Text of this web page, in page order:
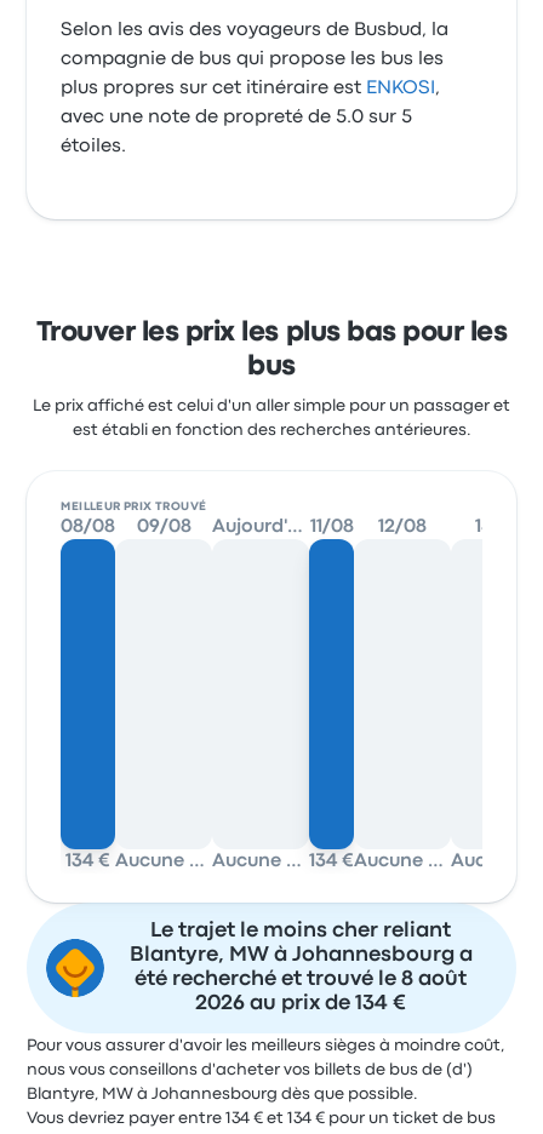
Selon les avis des voyageurs de Busbud, la
compagnie de bus qui propose les bus les
plus propres sur cet itinéraire est ENKOSI ,
avec une note de propreté de 5.0 sur 5
étoiles.
Trouver les prix les plus bas pour les
bus
Le prix affiché est celui d'un aller simple pour un passager et
est établi en fonction des recherches antérieures.
MEILLEUR PRIX TROUVÉ
08/08
134 €
09/08
Aucune donnée
Aujourd'hui
Aucune donnée
11/08
134 €
12/08
Aucune donnée
13/08
Le trajet le moins cher reliant
Blantyre, MW à Johannesbourg a
été recherché et trouvé le 8 août
2026 au prix de 134 €
Pour vous assurer d'avoir les meilleurs sièges à moindre coût,
nous vous conseillons d'acheter vos billets de bus de (d')
Blantyre, MW à Johannesbourg dès que possible.
Vous devriez payer entre 134 € et 134 € pour un ticket de bus